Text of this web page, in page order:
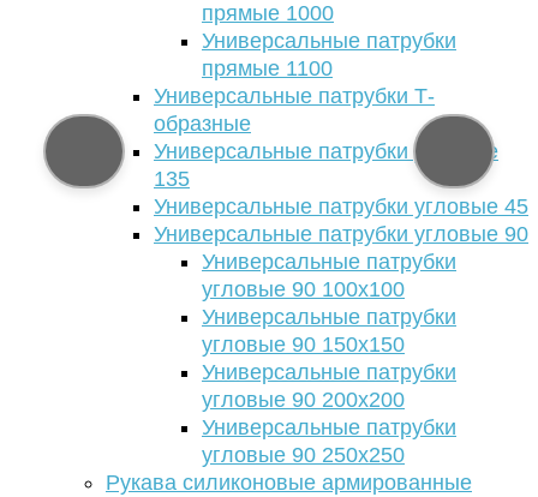
прямые 1000
Универсальные патрубки
прямые 1100
Универсальные патрубки Т-
образные
Универсальные патрубки угловые
135
Универсальные патрубки угловые 45
Универсальные патрубки угловые 90
Универсальные патрубки
угловые 90 100х100
Универсальные патрубки
угловые 90 150х150
Универсальные патрубки
угловые 90 200х200
Универсальные патрубки
угловые 90 250х250
Рукава силиконовые армированные